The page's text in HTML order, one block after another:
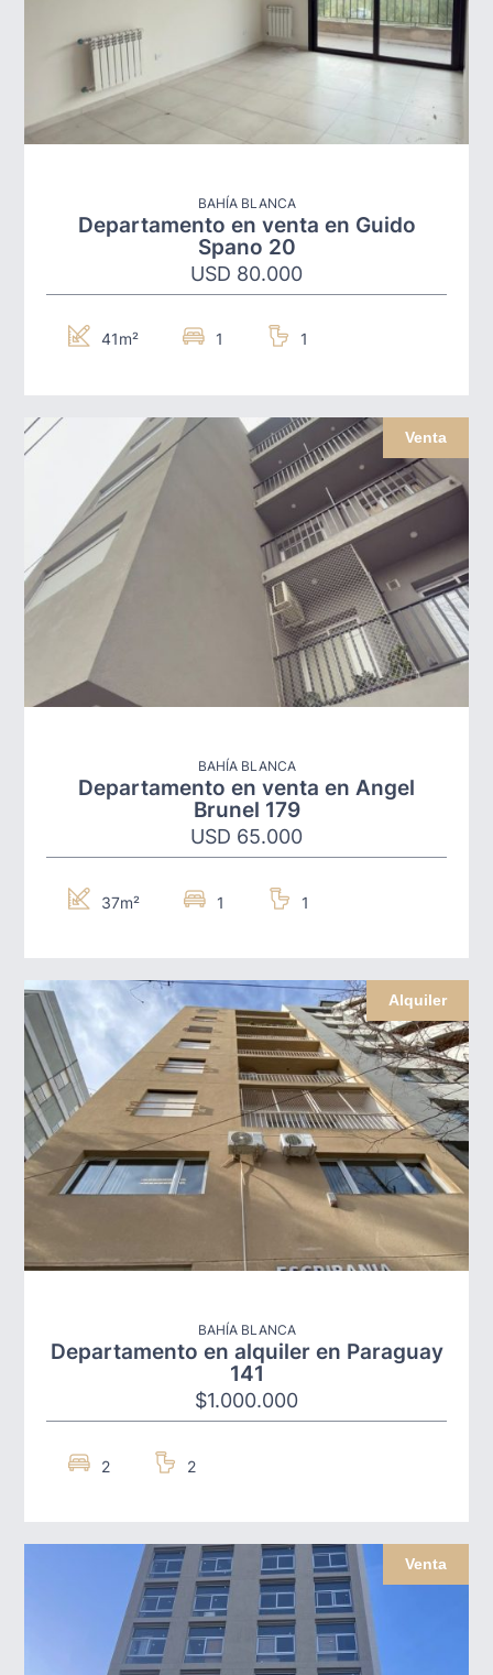
BAHÍA BLANCA
Departamento en venta en Guido
Spano 20
USD 80.000
41m² 1 1
Venta
BAHÍA BLANCA
Departamento en venta en Angel
Brunel 179
USD 65.000
37m² 1 1
Alquiler
BAHÍA BLANCA
Departamento en alquiler en Paraguay
141
$1.000.000
2 2
Venta